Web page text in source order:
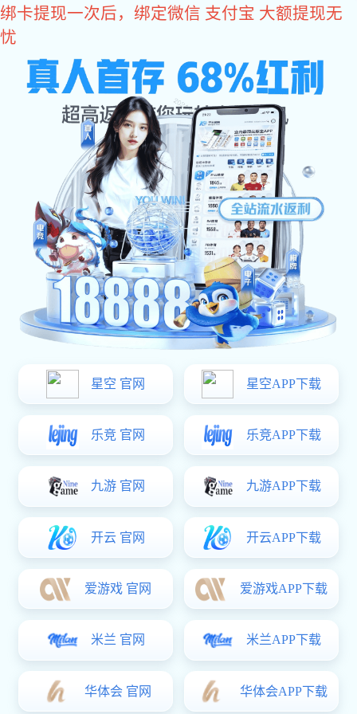
彩神
案例展示
详细内容
一级案例
上一篇：成就客户就是成就彩神 自己...
下一篇：案例展示
彩神 电话 地址 留言
var _hmt = _hmt || []; (function() { var hm = document.createElement("script");
hm.src = "https://hm.baidu.com/hm.js?4b3ee861d5af59f35934c3b5eef6acc3"; var